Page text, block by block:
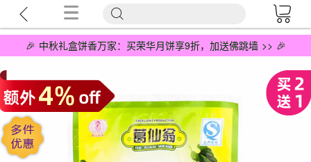
🎉 中秋礼盒饼香万家：买荣华月饼享9折，加送佛跳墙 >> 🎉